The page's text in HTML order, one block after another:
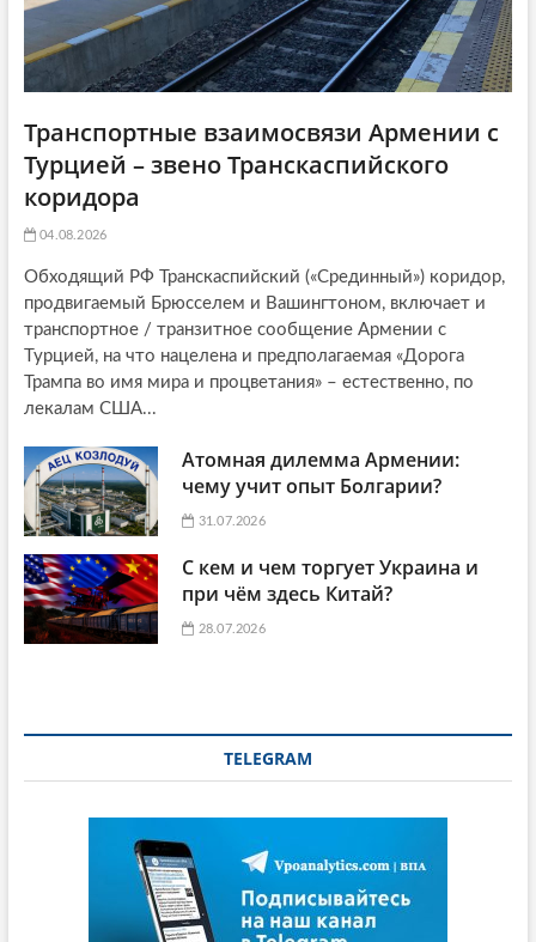
Транспортные взаимосвязи Армении с
Турцией – звено Транскаспийского
коридора
04.08.2026
Обходящий РФ Транскаспийский («Срединный») коридор,
продвигаемый Брюсселем и Вашингтоном, включает и
транспортное / транзитное сообщение Армении с
Турцией, на что нацелена и предполагаемая «Дорога
Трампа во имя мира и процветания» – естественно, по
лекалам США...
Атомная дилемма Армении:
чему учит опыт Болгарии?
31.07.2026
С кем и чем торгует Украина и
при чём здесь Китай?
28.07.2026
TELEGRAM